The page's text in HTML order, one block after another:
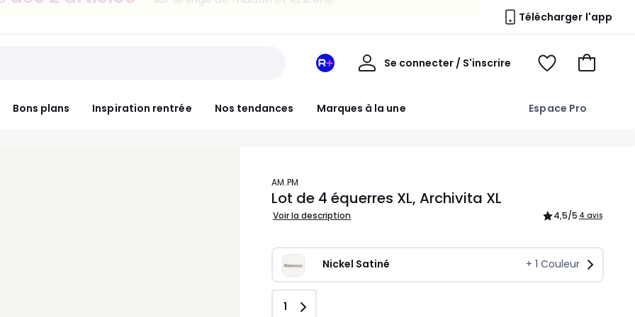
tous les 100€* sur le meuble & la déco
Télécharger l'app
Bons plans Inspiration rentrée Nos tendances Marques à la une Espace Pro
Mon
Redoute
Se connecter / S'inscrire
Mon
Voir
Voir
AM.PM
Lot de 4 équerres XL, Archivita XL
Voir la description 4,5/5 4 avis
Nickel Satiné + 1 Couleur
Quantité
1